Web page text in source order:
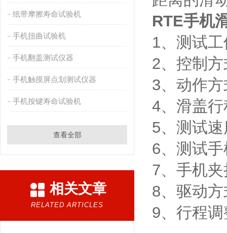
纸带摩擦寿命试验机
手机扭曲试验机
手机翻盖测试仪器
手机触摸屏点划测试仪器
手机按键寿命试验机
查看全部
相关文章
RELATED ARTICLES
RTE手机
1、测试
2、控制
3、动作
4、滑盖
5、测试
6、测试
7、手机
8、驱动
9、行程